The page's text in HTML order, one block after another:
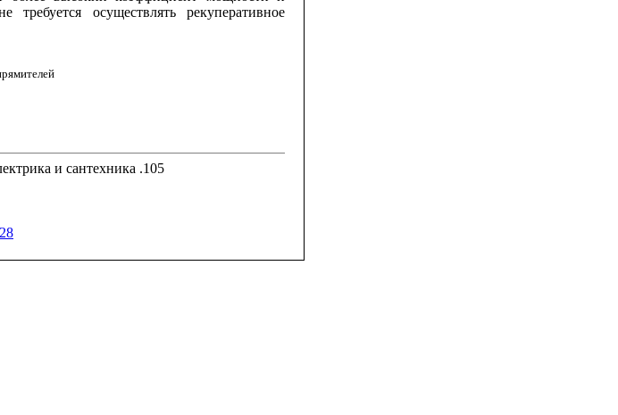
осуществлять рекуперативное
и сантехника .105